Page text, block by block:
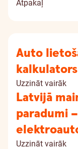
Atpakaļ
Auto
kalkulators
Uzzināt vairāk
Latvijā
paradumi
Uzzināt vairāk